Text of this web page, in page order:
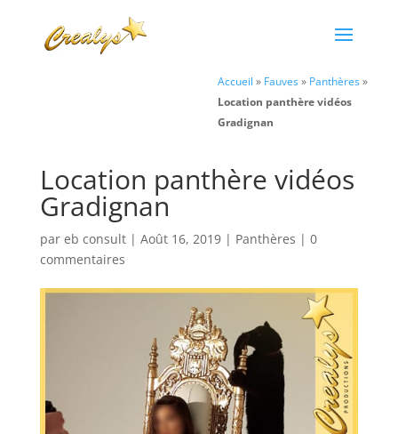
Accueil » Fauves» Panthères»
Location panthère vidéos
Gradignan
Location panthère vidéos
Gradignan
par eb consult| Août 16, 2019| Panthères | 0
commentaires